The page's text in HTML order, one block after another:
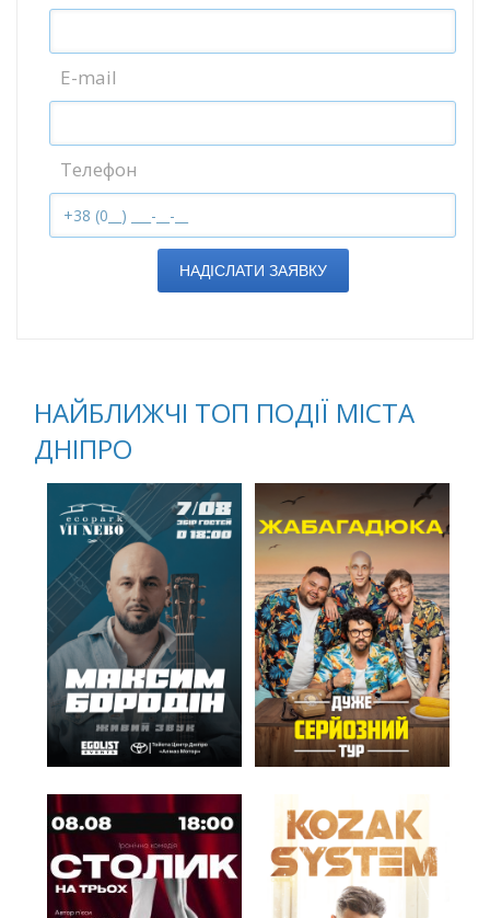
E-mail
Телефон
НАДІСЛАТИ ЗАЯВКУ
НАЙБЛИЖЧІ ТОП ПОДІЇ МІСТА
ДНІПРО